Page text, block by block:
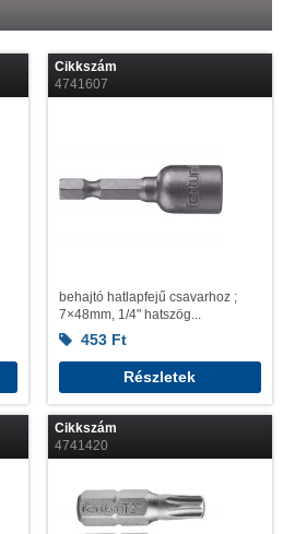
Cikkszám
4741607
behajtó hatlapfejű csavarhoz ;
7×48mm, 1/4" hatszög...
453 Ft
Részletek
Cikkszám
4741420